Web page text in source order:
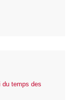
du temps des